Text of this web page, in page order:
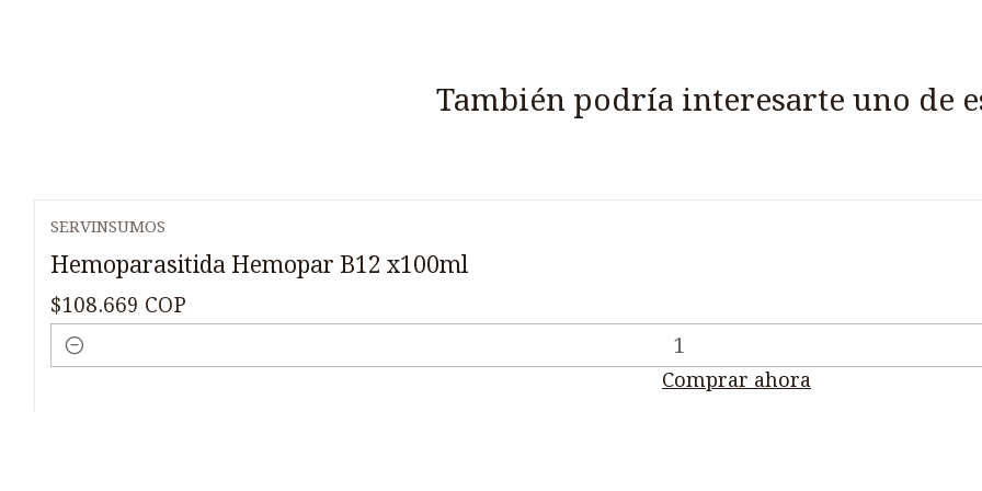
También podría interesarte uno de
SERVINSUMOS
Hemoparasitida Hemopar B12 x100ml
$108.669 COP
Cantidad
Comprar ahora